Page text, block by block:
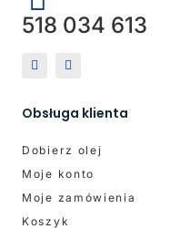
518 034 613
Obsługa klienta
Dobierz olej
Moje konto
Moje zamówienia
Koszyk